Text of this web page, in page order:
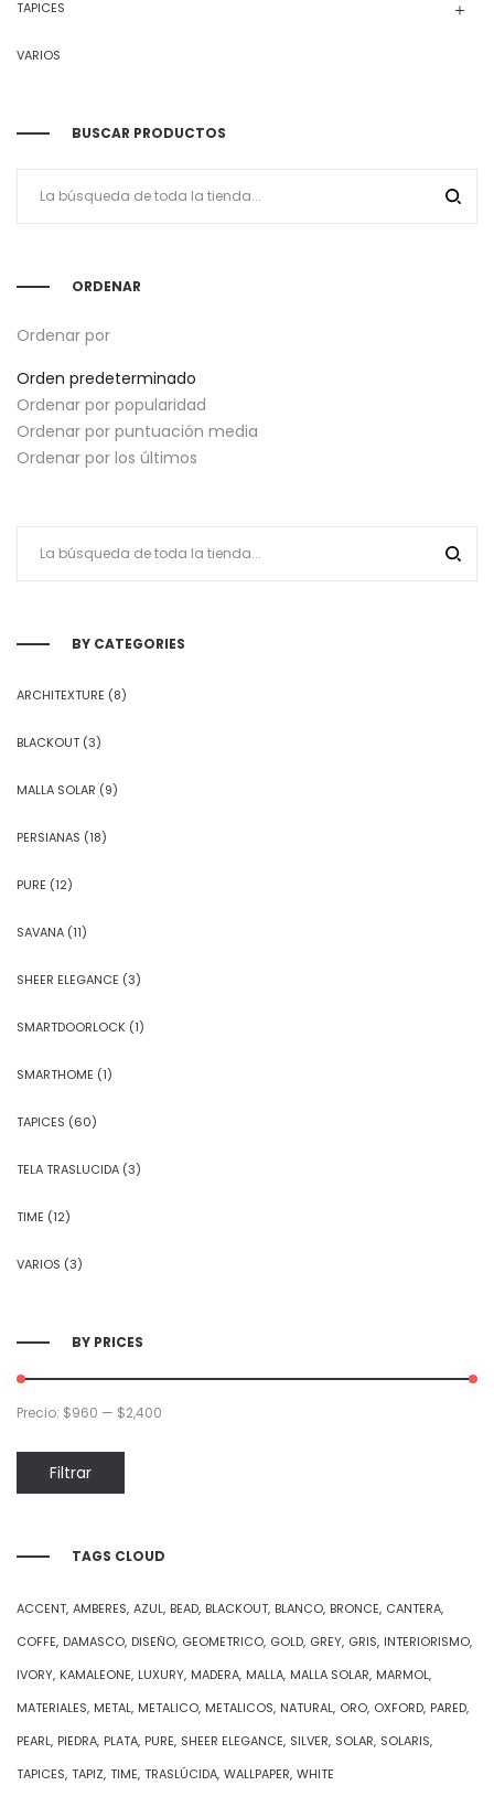
TAPICES
VARIOS
BUSCAR PRODUCTOS
ORDENAR
Ordenar por
Orden predeterminado
Ordenar por popularidad
Ordenar por puntuación media
Ordenar por los últimos
BY CATEGORIES
ARCHITEXTURE (8)
BLACKOUT (3)
MALLA SOLAR (9)
PERSIANAS (18)
PURE (12)
SAVANA (11)
SHEER ELEGANCE (3)
SMARTDOORLOCK (1)
SMARTHOME (1)
TAPICES (60)
TELA TRASLUCIDA (3)
TIME (12)
VARIOS (3)
BY PRICES
Precio
mínimo
Precio
máximo
Filtrar
Precio: $960 — $2,400
TAGS CLOUD
ACCENT AMBERES AZUL BEAD BLACKOUT BLANCO BRONCE CANTERA
COFFE DAMASCO DISEÑO GEOMETRICO GOLD GREY GRIS INTERIORISMO
IVORY KAMALEONE LUXURY MADERA MALLA MALLA SOLAR MARMOL
MATERIALES METAL METALICO METALICOS NATURAL ORO OXFORD PARED
PEARL PIEDRA PLATA PURE SHEER ELEGANCE SILVER SOLAR SOLARIS
TAPICES TAPIZ TIME TRASLÚCIDA WALLPAPER WHITE